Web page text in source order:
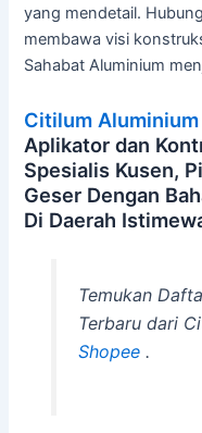
yang mendetail.
membawa visi
Sahabat Aluminium
Citilum
Aplikator dan
Spesialis Kusen,
Geser Dengan
Di Daerah
Temukan
Terbaru dari
Shopee.